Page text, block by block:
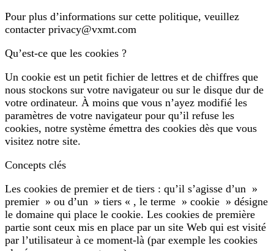
Pour plus d’informations sur cette politique, veuillez
contacter privacy@vxmt.com
Qu’est-ce que les cookies ?
Un cookie est un petit fichier de lettres et de chiffres que
nous stockons sur votre navigateur ou sur le disque dur de
votre ordinateur. À moins que vous n’ayez modifié les
paramètres de votre navigateur pour qu’il refuse les
cookies, notre système émettra des cookies dès que vous
visitez notre site.
Concepts clés
Les cookies de premier et de tiers : qu’il s’agisse d’un »
premier » ou d’un » tiers « , le terme » cookie » désigne
le domaine qui place le cookie. Les cookies de première
partie sont ceux mis en place par un site Web qui est visité
par l’utilisateur à ce moment-là (par exemple les cookies